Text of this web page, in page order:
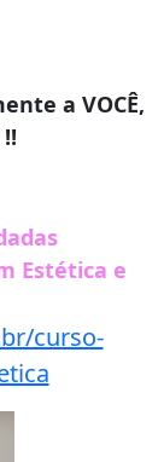
a VOCÊ,
Estética e
curso-